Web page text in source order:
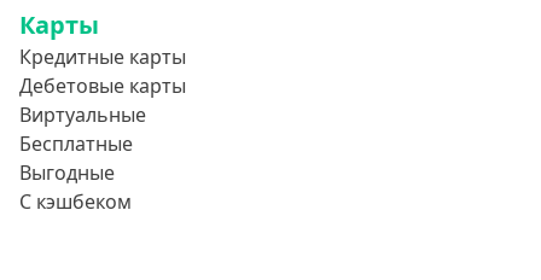
Строительство дома
Газификацию
Лечение
Стоматология
Неотложные нужды
Образование
Карты
Кредитные карты
Дебетовые карты
Виртуальные
Бесплатные
Выгодные
С кэшбеком